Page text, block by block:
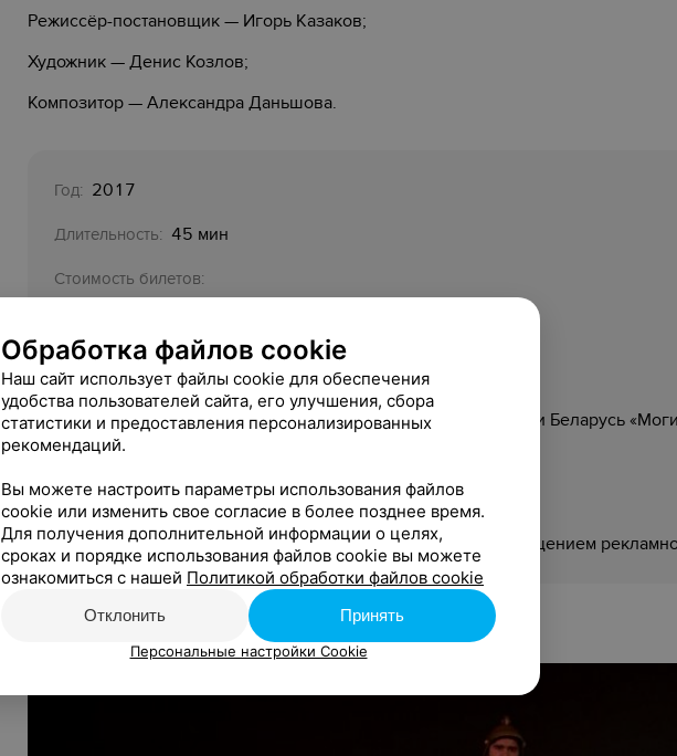
Режиссёр-постановщик — Игорь Казаков;
Художник — Денис Козлов;
Композитор — Александра Даньшова.
Год: 2017
Длительность: 45 мин
Стоимость билетов:
Возрастное ограничение: 0+
Организатор:
Учреждение культуры «Заслуженный коллектив Республики Беларусь
кукол»
Relaх.by (Компания) не является продавцом билетов:
Функции Компании ограничиваются исключительно размещением
Обработка файлов cookie
Наш сайт использует файлы cookie для обеспечения
удобства пользователей сайта, его улучшения, сбора
статистики и предоставления персонализированных
рекомендаций.
Вы можете настроить параметры использования файлов
cookie или изменить свое согласие в более позднее время.
Для получения дополнительной информации о целях,
сроках и порядке использования файлов cookie вы можете
ознакомиться с нашей Политикой обработки файлов cookie
Отклонить Принять
Персональные настройки Cookie